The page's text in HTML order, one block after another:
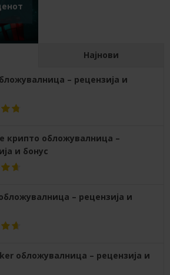
Најнови
– рецензија и
крипто обложувалница –
и бонус
– рецензија и
обложувалница – рецензија и